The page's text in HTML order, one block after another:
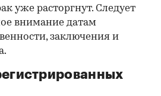
уже расторгнут. Следует
внимание датам
заключения и